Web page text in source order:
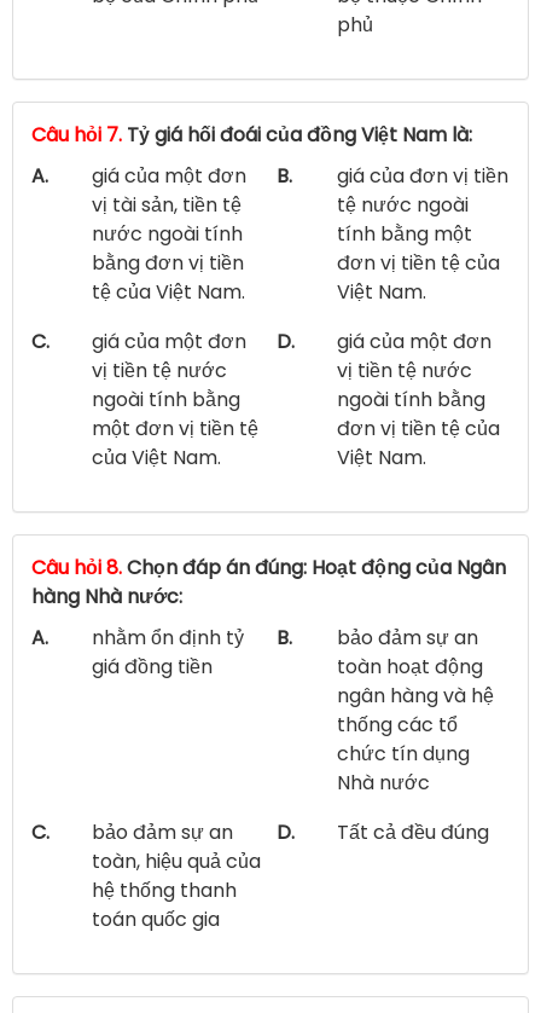
phủ
Câu hỏi 7. Tỷ giá hối đoái của đồng Việt Nam là:
A.
giá của một đơn
vị tài sản, tiền tệ
nước ngoài tính
bằng đơn vị tiền
tệ của Việt Nam.
B.
giá của đơn vị tiền
tệ nước ngoài
tính bằng một
đơn vị tiền tệ của
Việt Nam.
C.
giá của một đơn
vị tiền tệ nước
ngoài tính bằng
một đơn vị tiền tệ
của Việt Nam.
D.
giá của một đơn
vị tiền tệ nước
ngoài tính bằng
đơn vị tiền tệ của
Việt Nam.
Câu hỏi 8.Chọn đáp án đúng: Hoạt động của Ngân
hàng Nhà nước:
A.
nhằm ổn định tỷ
giá đồng tiền
B.
bảo đảm sự an
toàn hoạt động
ngân hàng và hệ
thống các tổ
chức tín dụng
Nhà nước
C.
bảo đảm sự an
toàn, hiệu quả của
hệ thống thanh
toán quốc gia
D. Tất cả đều đúng